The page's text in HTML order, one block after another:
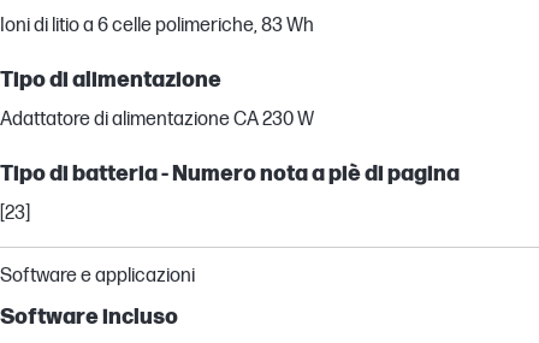
Ioni di litio a 6 celle polimeriche, 83 Wh
Tipo di alimentazione
Adattatore di alimentazione CA 230 W
Tipo di batteria - Numero nota a piè di pagina
[23]
Software e applicazioni
Software incluso